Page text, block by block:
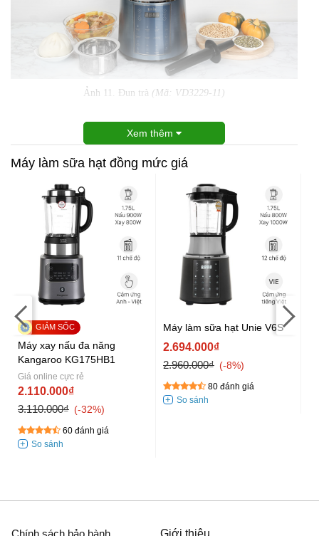
Ảnh 11. Đun trà (Mã: VD3229-11)
Xem thêm
Máy làm sữa hạt đồng mức giá
Máy xay nấu đa năng
Kangaroo KG175HB1
Giá online cực rẻ
2.110.000₫
3.110.000₫
-32%
60 đánh giá
Máy làm sữa hạt Unie V6S
2.694.000₫
2.960.000₫
-8%
80 đánh giá
Chính sách bảo hành Giới thiệu